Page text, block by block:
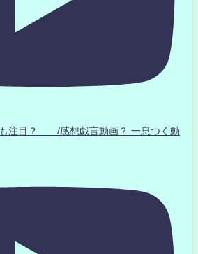
も注目？ /感想戯言動画？.一息つく動